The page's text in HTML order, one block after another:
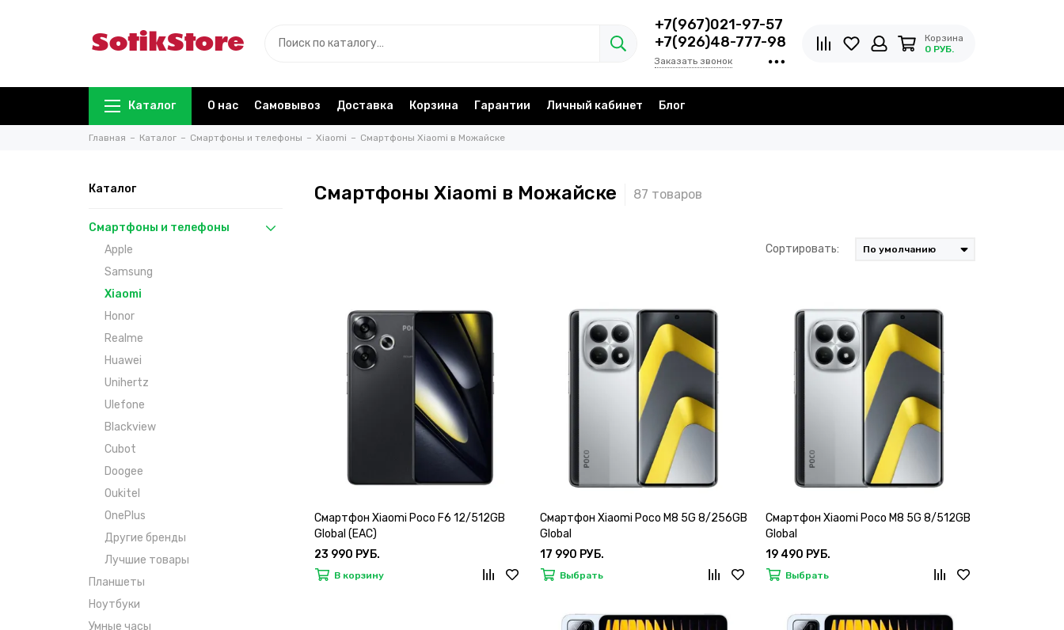
+7(967)021-97-57
+7(926)48-777-98
Заказать звонок
Корзина
0 РУБ.
Каталог О нас Самовывоз Доставка Корзина Гарантии Личный кабинет Блог
Главная Каталог Смартфоны и телефоны Xiaomi Смартфоны Xiaomi в Можайске
Каталог
Смартфоны и телефоны
Apple
Samsung
Xiaomi
Honor
Realme
Huawei
Unihertz
Ulefone
Blackview
Cubot
Doogee
Oukitel
OnePlus
Другие бренды
Лучшие товары
Планшеты
Ноутбуки
Умные часы
Смартфоны Xiaomi в Можайске
Сортировать:
Смартфон Xiaomi Poco F6 12/512GB
Global (EAC)
23 990 РУБ.
В корзину
Смартфон Xiaomi Poco M8 5G 8/256GB
Global
17 990 РУБ.
Выбрать
Смартфон Xiaomi Poco M8 5G 8/512GB
Global
19 490 РУБ.
Выбрать